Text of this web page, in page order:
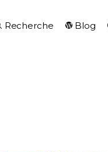
Recherche Blog